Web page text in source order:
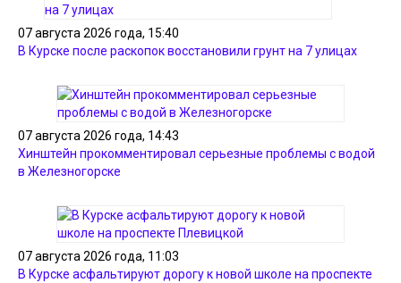
07 августа 2026 года, 15:40
В Курске после раскопок восстановили грунт на 7 улицах
07 августа 2026 года, 14:43
Хинштейн прокомментировал серьезные проблемы с водой
в Железногорске
07 августа 2026 года, 11:03
В Курске асфальтируют дорогу к новой школе на проспекте